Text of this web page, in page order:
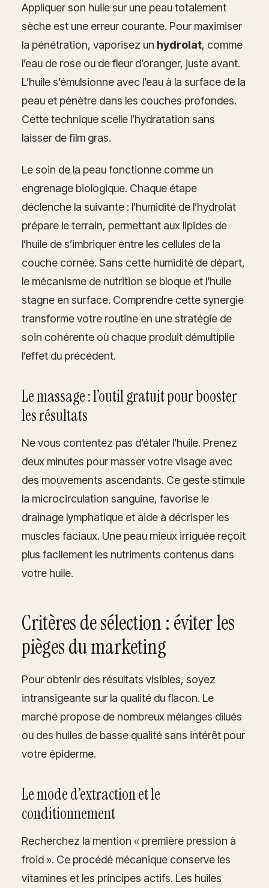
Appliquer son huile sur une peau totalement
sèche est une erreur courante. Pour maximiser
la pénétration, vaporisez un hydrolat, comme
l’eau de rose ou de fleur d’oranger, juste avant.
L’huile s’émulsionne avec l’eau à la surface de la
peau et pénètre dans les couches profondes.
Cette technique scelle l’hydratation sans
laisser de film gras.
Le soin de la peau fonctionne comme un
engrenage biologique. Chaque étape
déclenche la suivante : l’humidité de l’hydrolat
prépare le terrain, permettant aux lipides de
l’huile de s’imbriquer entre les cellules de la
couche cornée. Sans cette humidité de départ,
le mécanisme de nutrition se bloque et l’huile
stagne en surface. Comprendre cette synergie
transforme votre routine en une stratégie de
soin cohérente où chaque produit démultiplie
l’effet du précédent.
Le massage : l’outil gratuit pour booster
les résultats
Ne vous contentez pas d’étaler l’huile. Prenez
deux minutes pour masser votre visage avec
des mouvements ascendants. Ce geste stimule
la microcirculation sanguine, favorise le
drainage lymphatique et aide à décrisper les
muscles faciaux. Une peau mieux irriguée reçoit
plus facilement les nutriments contenus dans
votre huile.
Critères de sélection : éviter les
pièges du marketing
Pour obtenir des résultats visibles, soyez
intransigeante sur la qualité du flacon. Le
marché propose de nombreux mélanges dilués
ou des huiles de basse qualité sans intérêt pour
votre épiderme.
Le mode d’extraction et le
conditionnement
Recherchez la mention « première pression à
froid ». Ce procédé mécanique conserve les
vitamines et les principes actifs. Les huiles